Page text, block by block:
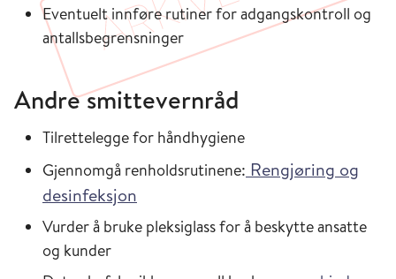
Eventuelt innføre rutiner for adgangskontroll og
antallsbegrensninger
Andre smittevernråd
Tilrettelegge for håndhygiene
Gjennomgå renholdsrutinene: Rengjøring og
desinfeksjon
Vurder å bruke pleksiglass for å beskytte ansatte
og kunder